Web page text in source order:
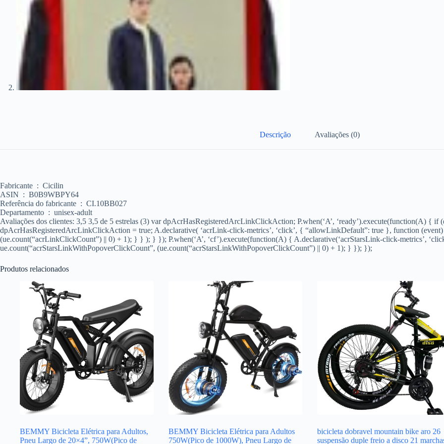
Descrição Avaliações (0)
Fabricante ‏ : ‎ Cicilin
ASIN ‏ : ‎ B0B9WBPY64
Referência do fabricante ‏ : ‎ CI.10BB027
Departamento ‏ : ‎ unisex-adult
Avaliações dos clientes: 3,5 3,5 de 5 estrelas (3) var dpAcrHasRegisteredArcLinkClickAction; P.when(‘A’, ‘ready’).execute(function(A)
dpAcrHasRegisteredArcLinkClickAction = true; A.declarative( ‘acrLink-click-metrics’, ‘click’, { “allowLinkDefault”: true }, function
(ue.count(“acrLinkClickCount”) || 0) + 1); } } ); } }); P.when(‘A’, ‘cf’).execute(function(A) { A.declarative(‘acrStarsLink-click-metrics’,
ue.count(“acrStarsLinkWithPopoverClickCount”, (ue.count(“acrStarsLinkWithPopoverClickCount”) || 0) + 1); } }); });
Produtos relacionados
BEMMY Bicicleta Elétrica para Adultos,
Pneu Largo de 20×4”, 750W(Pico de
BEMMY Bicicleta Elétrica para Adultos
750W(Pico de 1000W), Pneu Largo de
bicicleta dobravel mountain bike aro 26
suspensão duple freio a disco 21